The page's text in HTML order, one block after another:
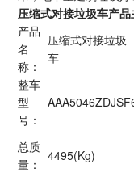
压缩式对接垃圾车产
产品
名
称：
压缩式对接垃圾
车
整车
型
号：
总质
量：
4495(Kg)